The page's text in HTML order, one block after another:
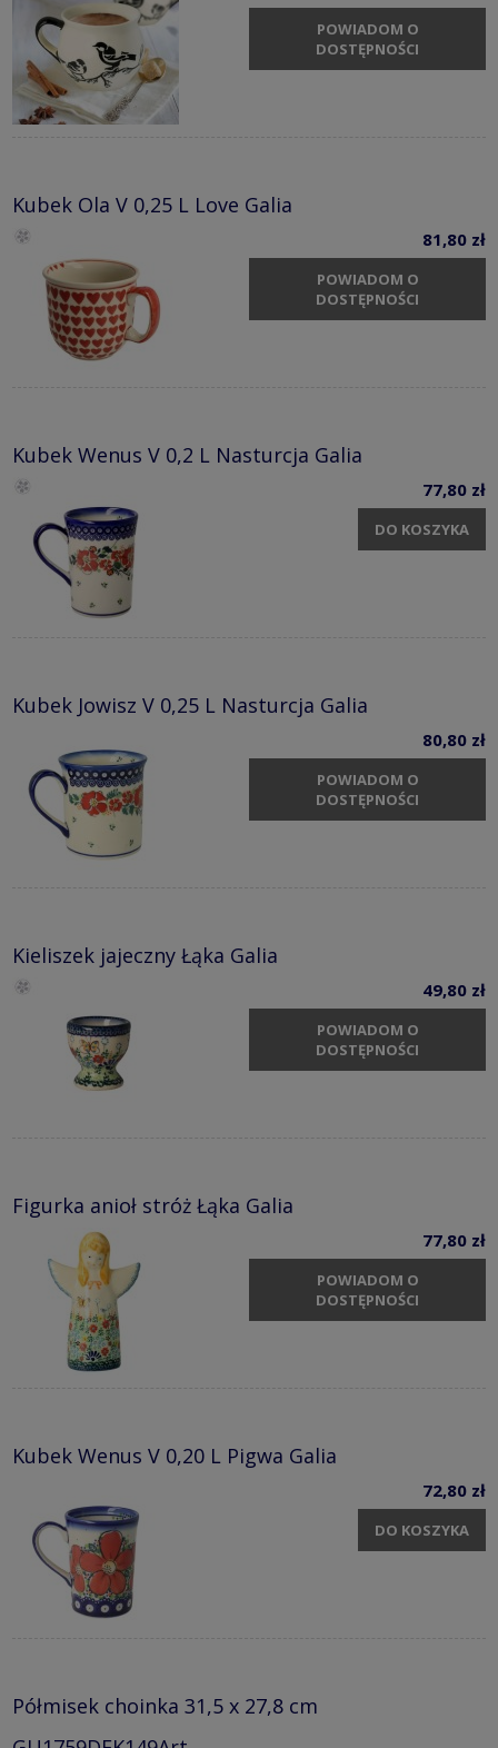
POWIADOM O
DOSTĘPNOŚCI
Kubek Ola V 0,25 L Love Galia
81,80 zł
POWIADOM O
DOSTĘPNOŚCI
Kubek Wenus V 0,2 L Nasturcja Galia
77,80 zł
DO KOSZYKA
Kubek Jowisz V 0,25 L Nasturcja Galia
80,80 zł
POWIADOM O
DOSTĘPNOŚCI
Kieliszek jajeczny Łąka Galia
49,80 zł
POWIADOM O
DOSTĘPNOŚCI
Figurka anioł stróż Łąka Galia
77,80 zł
POWIADOM O
DOSTĘPNOŚCI
Kubek Wenus V 0,20 L Pigwa Galia
72,80 zł
DO KOSZYKA
Półmisek choinka 31,5 x 27,8 cm